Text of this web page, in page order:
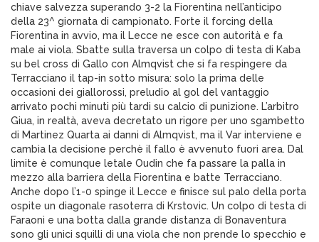
chiave salvezza superando 3-2 la Fiorentina nell’anticipo
della 23^ giornata di campionato. Forte il forcing della
Fiorentina in avvio, ma il Lecce ne esce con autorità e fa
male ai viola. Sbatte sulla traversa un colpo di testa di Kaba
su bel cross di Gallo con Almqvist che si fa respingere da
Terracciano il tap-in sotto misura: solo la prima delle
occasioni dei giallorossi, preludio al gol del vantaggio
arrivato pochi minuti più tardi su calcio di punizione. L’arbitro
Giua, in realtà, aveva decretato un rigore per uno sgambetto
di Martinez Quarta ai danni di Almqvist, ma il Var interviene e
cambia la decisione perchè il fallo è avvenuto fuori area. Dal
limite è comunque letale Oudin che fa passare la palla in
mezzo alla barriera della Fiorentina e batte Terracciano.
Anche dopo l’1-0 spinge il Lecce e finisce sul palo della porta
ospite un diagonale rasoterra di Krstovic. Un colpo di testa di
Faraoni e una botta dalla grande distanza di Bonaventura
sono gli unici squilli di una viola che non prende lo specchio e